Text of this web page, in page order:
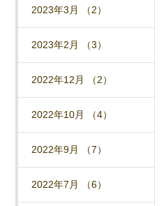
2023年3月 （2）
2023年2月 （3）
2022年12月 （2）
2022年10月 （4）
2022年9月 （7）
2022年7月 （6）